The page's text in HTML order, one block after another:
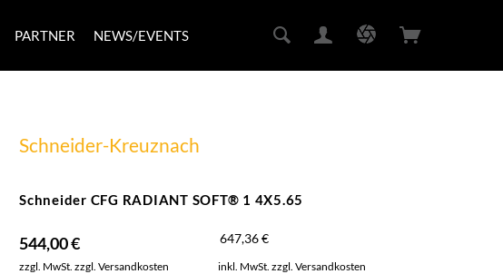
PARTNER NEWS/EVENTS
Schneider-Kreuznach
Schneider CFG RADIANT SOFT® 1 4X5.65
544,00 € 647,36 €
zzgl. MwSt.zzgl. Versandkosten inkl. MwSt.zzgl. Versandkosten